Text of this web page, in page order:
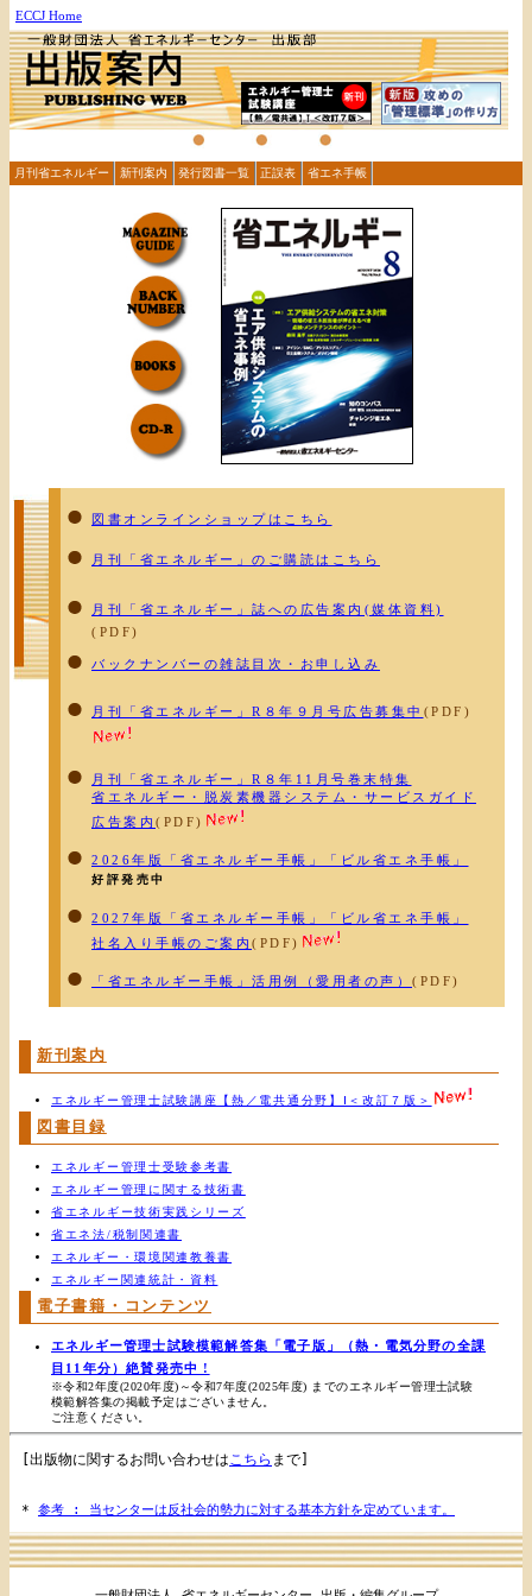
ECCJ Home
月刊省エネルギー 新刊案内 発行図書一覧 正誤表 省エネ手帳
図書オンラインショップはこちら
月刊「省エネルギー」のご購読はこちら
月刊「省エネルギー」誌への広告案内(媒体資料)
(PDF)
バックナンバーの雑誌目次・お申し込み
月刊「省エネルギー」R８年９月号広告募集中 (PDF)
月刊「省エネルギー」R８年11月号巻末特集
省エネルギー・脱炭素機器システム・サービスガイド
広告案内 (PDF)
2026年版「省エネルギー手帳」「ビル省エネ手帳」
好評発売中
2027年版「省エネルギー手帳」「ビル省エネ手帳」
社名入り手帳のご案内 (PDF)
「省エネルギー手帳」活用例（愛用者の声） (PDF)
新刊案内
エネルギー管理士試験講座【熱／電共通分野】Ⅰ＜改訂７版＞
図書目録
エネルギー管理士受験参考書
エネルギー管理に関する技術書
省エネルギー技術実践シリーズ
省エネ法/税制関連書
エネルギー・環境関連教養書
エネルギー関連統計・資料
電子書籍・コンテンツ
エネルギー管理士試験模範解答集「電子版」（熱・電気分野の全課
目11年分）絶賛発売中 !
※令和2年度(2020年度)～令和7年度(2025年度) までのエネルギー管理士試験
模範解答集の掲載予定はございません。
ご注意ください。
[出版物に関するお問い合わせはこちら まで]
* 参考 : 当センターは反社会的勢力に対する基本方針を定めています。